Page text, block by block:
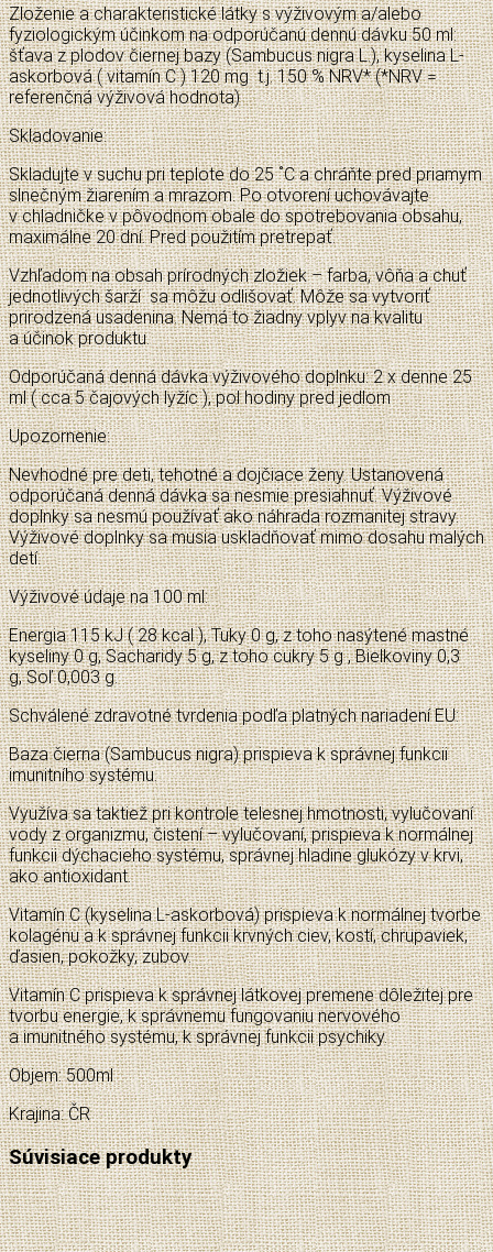
Zloženie a charakteristické látky s výživovým a/alebo
fyziologickým účinkom na odporúčanú dennú dávku 50 ml:
šťava z plodov čiernej bazy (Sambucus nigra L.), kyselina L-
askorbová ( vitamín C ) 120 mg t.j. 150 % NRV* (*NRV =
referenčná výživová hodnota)
Skladovanie:
Skladujte v suchu pri teplote do 25 ˚C a chráňte pred priamym
slnečným žiarením a mrazom. Po otvorení uchovávajte
v chladničke v pôvodnom obale do spotrebovania obsahu,
maximálne 20 dní. Pred použitím pretrepať.
Vzhľadom na obsah prírodných zložiek – farba, vôňa a chuť
jednotlivých šarží sa môžu odlišovať. Môže sa vytvoriť
prirodzená usadenina. Nemá to žiadny vplyv na kvalitu
a účinok produktu.
Odporúčaná denná dávka výživového doplnku: 2 x denne 25
ml ( cca 5 čajových lyžíc ), pol hodiny pred jedlom
Upozornenie:
Nevhodné pre deti, tehotné a dojčiace ženy. Ustanovená
odporúčaná denná dávka sa nesmie presiahnuť. Výživové
doplnky sa nesmú používať ako náhrada rozmanitej stravy.
Výživové doplnky sa musia uskladňovať mimo dosahu malých
detí.
Výživové údaje na 100 ml:
Energia 115 kJ ( 28 kcal ), Tuky 0 g, z toho nasýtené mastné
kyseliny 0 g, Sacharidy 5 g, z toho cukry 5 g , Bielkoviny 0,3
g, Soľ 0,003 g.
Schválené zdravotné tvrdenia podľa platných nariadení EU:
Baza čierna (Sambucus nigra) prispieva k správnej funkcii
imunitního systému.
Využíva sa taktiež pri kontrole telesnej hmotnosti, vylučovaní
vody z organizmu, čistení – vylučovaní, prispieva k normálnej
funkcii dýchacieho systému, správnej hladine glukózy v krvi,
ako antioxidant.
Vitamín C (kyselina L-askorbová) prispieva k normálnej tvorbe
kolagénu a k správnej funkcii krvných ciev, kostí, chrupaviek,
ďasien, pokožky, zubov.
Vitamín C prispieva k správnej látkovej premene dôležitej pre
tvorbu energie, k správnemu fungovaniu nervového
a imunitného systému, k správnej funkcii psychiky.
Objem: 500ml
Krajina: ČR
Súvisiace produkty